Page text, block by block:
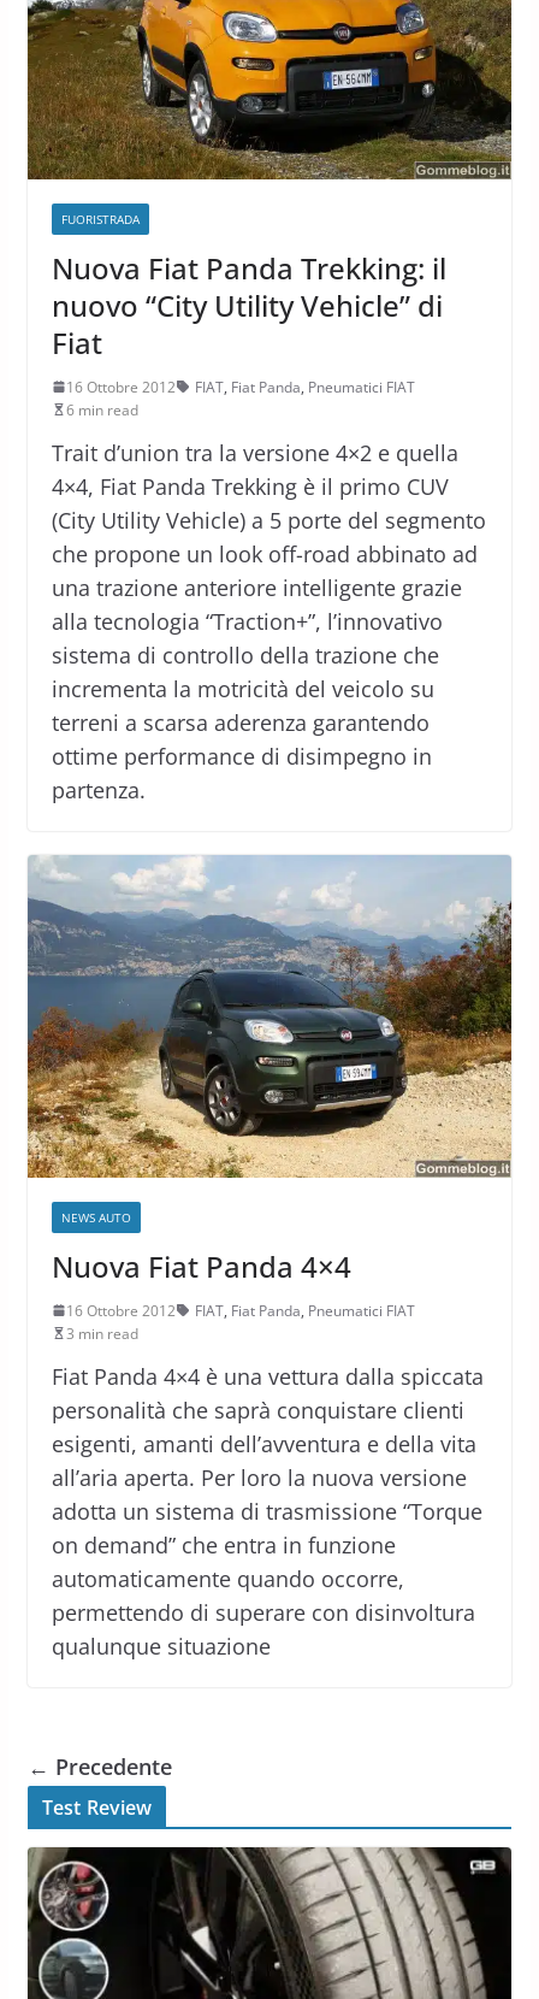
FUORISTRADA
Nuova Fiat Panda Trekking: il
nuovo “City Utility Vehicle” di
Fiat
16 Ottobre 2012 FIAT, Fiat Panda, Pneumatici FIAT
6 min read
Trait d’union tra la versione 4×2 e quella
4×4, Fiat Panda Trekking è il primo CUV
(City Utility Vehicle) a 5 porte del segmento
che propone un look off-road abbinato ad
una trazione anteriore intelligente grazie
alla tecnologia “Traction+”, l’innovativo
sistema di controllo della trazione che
incrementa la motricità del veicolo su
terreni a scarsa aderenza garantendo
ottime performance di disimpegno in
partenza.
NEWS AUTO
Nuova Fiat Panda 4×4
16 Ottobre 2012 FIAT, Fiat Panda, Pneumatici FIAT
3 min read
Fiat Panda 4×4 è una vettura dalla spiccata
personalità che saprà conquistare clienti
esigenti, amanti dell’avventura e della vita
all’aria aperta. Per loro la nuova versione
adotta un sistema di trasmissione “Torque
on demand” che entra in funzione
automaticamente quando occorre,
permettendo di superare con disinvoltura
qualunque situazione
← Precedente
Test Review